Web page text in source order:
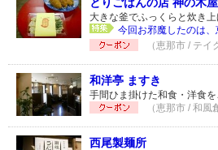
大きな釜でふっくらと炊き
今回お邪魔したのは
（恵那市 / テイ
和洋亭 ますき
手間ひま掛けた和食・洋食
（恵那市 / 和風
西尾製麺所